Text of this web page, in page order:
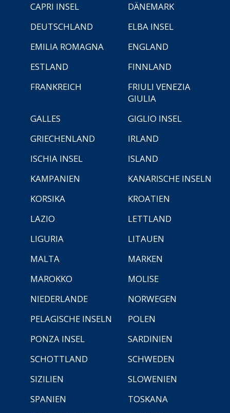
CAPRI INSEL
DÄNEMARK
DEUTSCHLAND
ELBA INSEL
EMILIA ROMAGNA
ENGLAND
ESTLAND
FINNLAND
FRANKREICH
FRIULI VENEZIA
GIULIA
GALLES
GIGLIO INSEL
GRIECHENLAND
IRLAND
ISCHIA INSEL
ISLAND
KAMPANIEN
KANARISCHE INSELN
KORSIKA
KROATIEN
LAZIO
LETTLAND
LIGURIA
LITAUEN
MALTA
MARKEN
MAROKKO
MOLISE
NIEDERLANDE
NORWEGEN
PELAGISCHE INSELN
POLEN
PONZA INSEL
SARDINIEN
SCHOTTLAND
SCHWEDEN
SIZILIEN
SLOWENIEN
SPANIEN
TOSKANA